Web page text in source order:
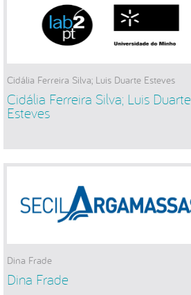
Cidália Ferreira Silva; Luis Duarte Esteves
Cidália Ferreira Silva; Luis Duarte
Esteves
Dina Frade
Dina Frade